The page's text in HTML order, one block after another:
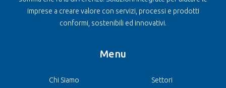
imprese a creare valore con servizi, processi e prodotti
conformi, sostenibili ed innovativi.
Menu
Chi Siamo
Settori